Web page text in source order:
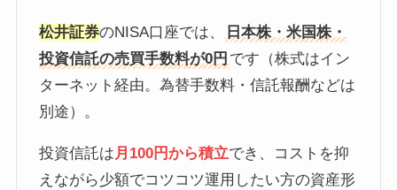
松井証券のNISA口座では、
日本株・米国株・
投資信託の売買手数料が0円 です（株式はイン
ターネット経由。為替手数料・信託報酬などは
別途）。
投資信託は月100円から積立でき、コストを抑
えながら少額でコツコツ運用したい方の資産形